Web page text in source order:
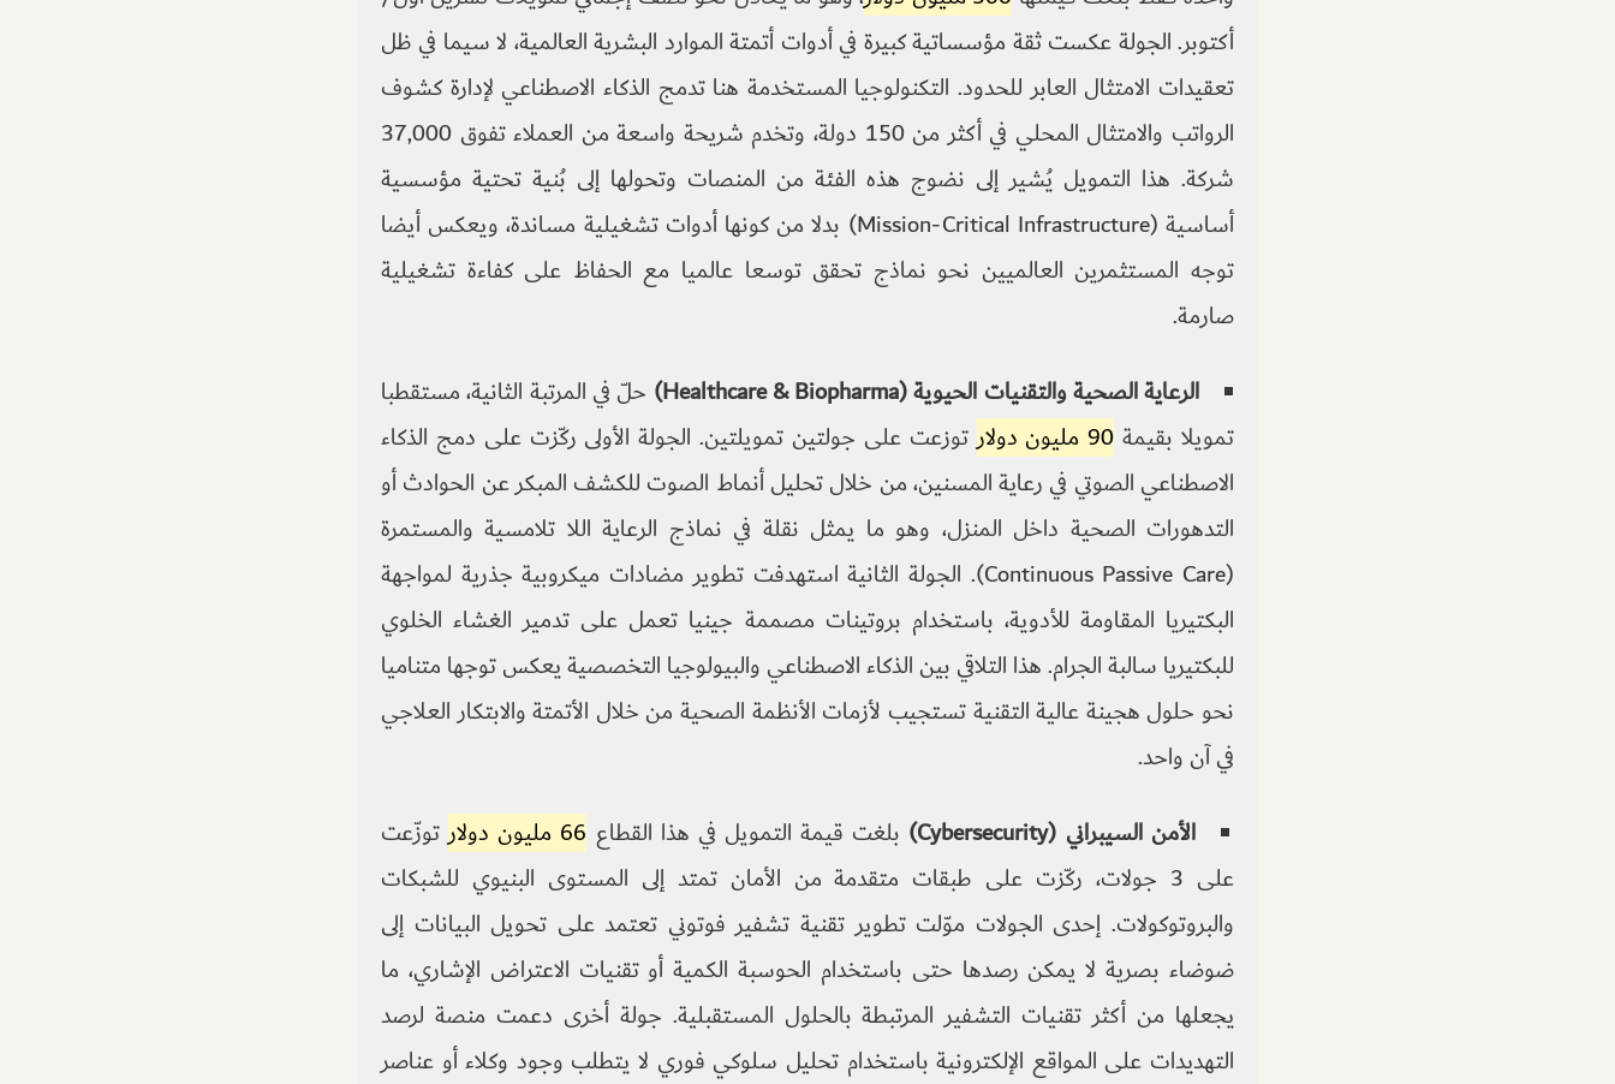
أكتوبر. الجولة عكست ثقة مؤسساتية كبيرة في أدوات أتمتة الموارد البشرية العالمية، لا سيما في ظل
تعقيدات الامتثال العابر للحدود. التكنولوجيا المستخدمة هنا تدمج الذكاء الاصطناعي لإدارة كشوف
الرواتب والامتثال المحلي في أكثر من 150 دولة، وتخدم شريحة واسعة من العملاء تفوق 37,000
شركة. هذا التمويل يُشير إلى نضوج هذه الفئة من المنصات وتحولها إلى بُنية تحتية مؤسسية
أساسية (Mission-Critical Infrastructure) بدلا من كونها أدوات تشغيلية مساندة، ويعكس أيضا
توجه المستثمرين العالميين نحو نماذج تحقق توسعا عالميا مع الحفاظ على كفاءة تشغيلية
صارمة.
الرعاية الصحية والتقنيات الحيوية (Healthcare & Biopharma)
حلّ في المرتبة الثانية، مستقطبا
تمويلا بقيمة 90 مليون دولار
توزعت على جولتين تمويلتين. الجولة الأولى ركّزت على دمج الذكاء
الاصطناعي الصوتي في رعاية المسنين، من خلال تحليل أنماط الصوت للكشف المبكر عن الحوادث أو
التدهورات الصحية داخل المنزل، وهو ما يمثل نقلة في نماذج الرعاية اللا تلامسية والمستمرة
(Continuous Passive Care). الجولة الثانية استهدفت تطوير مضادات ميكروبية جذرية لمواجهة
البكتيريا المقاومة للأدوية، باستخدام بروتينات مصممة جينيا تعمل على تدمير الغشاء الخلوي
للبكتيريا سالبة الجرام. هذا التلاقي بين الذكاء الاصطناعي والبيولوجيا التخصصية يعكس توجها متناميا
نحو حلول هجينة عالية التقنية تستجيب لأزمات الأنظمة الصحية من خلال الأتمتة والابتكار العلاجي
في آن واحد.
الأمن السيبراني (Cybersecurity)
بلغت قيمة التمويل في هذا القطاع 66 مليون دولار
توزّعت
على 3 جولات، ركّزت على طبقات متقدمة من الأمان تمتد إلى المستوى البنيوي للشبكات
والبروتوكولات. إحدى الجولات موّلت تطوير تقنية تشفير فوتوني تعتمد على تحويل البيانات إلى
ضوضاء بصرية لا يمكن رصدها حتى باستخدام الحوسبة الكمية أو تقنيات الاعتراض الإشاري، ما
يجعلها من أكثر تقنيات التشفير المرتبطة بالحلول المستقبلية. جولة أخرى دعمت منصة لرصد
التهديدات على المواقع الإلكترونية باستخدام تحليل سلوكي فوري لا يتطلب وجود وكلاء أو عناصر